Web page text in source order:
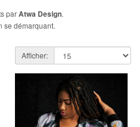
parAtwa Design.
se démarquant.
Afficher: